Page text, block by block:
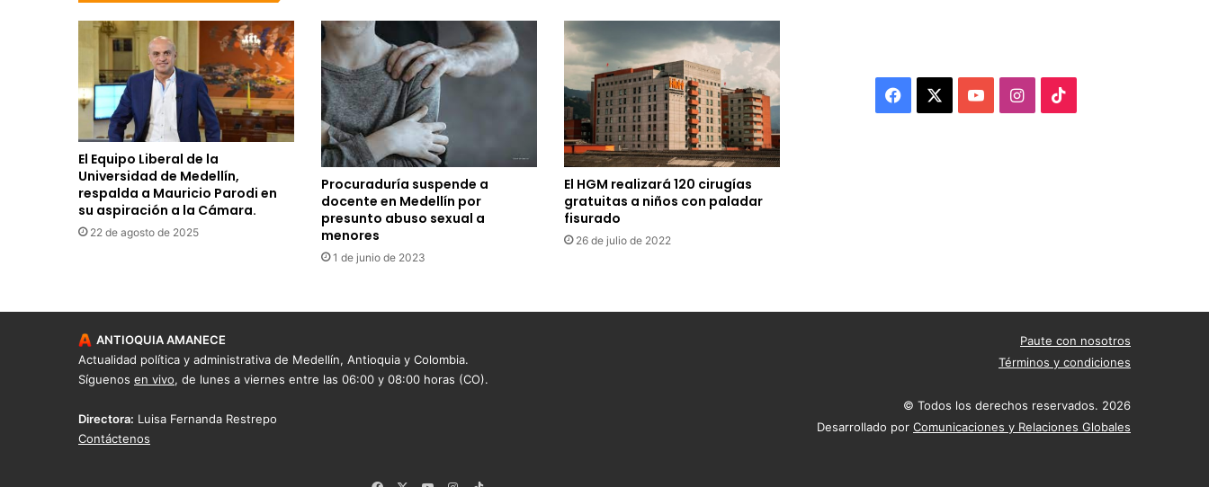
El Equipo Liberal de la
Universidad de Medellín,
respalda a Mauricio Parodi en
su aspiración a la Cámara.
22 de agosto de 2025
Procuraduría suspende a
docente en Medellín por
presunto abuso sexual a
menores
1 de junio de 2023
El HGM realizará 120 cirugías
gratuitas a niños con paladar
fisurado
26 de julio de 2022
Facebook YouTubeInstagram
TikTok
ANTIOQUIA AMANECE
Actualidad política y administrativa de Medellín, Antioquia y Colombia.
Síguenos en vivo, de lunes a viernes entre las 06:00 y 08:00 horas (CO).
Directora: Luisa Fernanda Restrepo
Contáctenos
Paute con nosotros
Términos y condiciones
© Todos los derechos reservados. 2026
Desarrollado por Comunicaciones y Relaciones Globales